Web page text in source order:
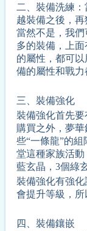
二、 裝備洗練 ：
越裝備之後，
當然不是，我
多的裝備，上
的屬性，都可
備的屬性和戰力
三、 裝備強化
裝備強化首先
購買之外，夢
些“一條龍”的
堂這種家族活
藍玄晶，3個綠
裝備強化有強
會提升等級，所
四、 裝備鑲嵌